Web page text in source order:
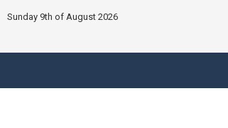
Sunday 9th of August 2026